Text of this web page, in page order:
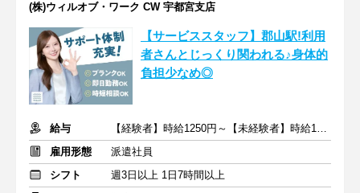
(株)ウィルオブ・ワーク CW 宇都宮支店
【サービススタッフ】郡山駅!利用
者さんとじっくり関われる♪身体的
負担少なめ◎
給与
【経験者】時給1250円～【未経験者】時給1200円～ ＋交通費
雇用形態
派遣社員
シフト
週3日以上 1日7時間以上